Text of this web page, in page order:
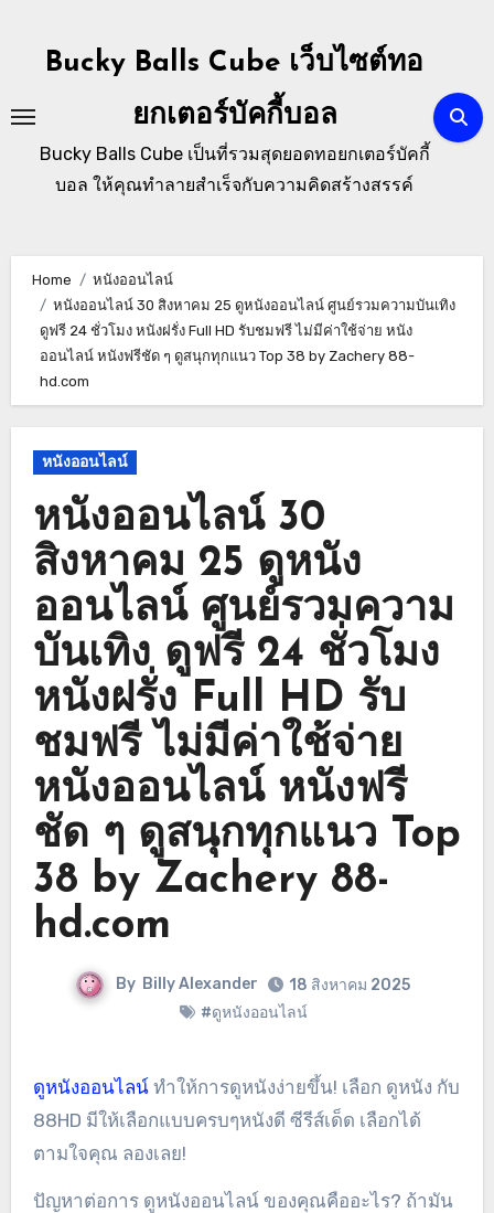
contentBucky Balls Cube เว็บไซต์ทอ
ยกเตอร์บัคกี้บอล
Bucky Balls Cube เป็นที่รวมสุดยอดทอยกเตอร์บัคกี้
บอล ให้คุณทำลายสำเร็จกับความคิดสร้างสรรค์
Home
หนังออนไลน์
หนังออนไลน์ 30 สิงหาคม 25 ดูหนังออนไลน์ ศูนย์รวมความบันเทิง
ดูฟรี 24 ชั่วโมง หนังฝรั่ง Full HD รับชมฟรี ไม่มีค่าใช้จ่าย หนัง
ออนไลน์ หนังฟรีชัด ๆ ดูสนุกทุกแนว Top 38 by Zachery 88-
hd.com
หนังออนไลน์
หนังออนไลน์ 30
สิงหาคม 25 ดูหนัง
ออนไลน์ ศูนย์รวมความ
บันเทิง ดูฟรี 24 ชั่วโมง
หนังฝรั่ง Full HD รับ
ชมฟรี ไม่มีค่าใช้จ่าย
หนังออนไลน์ หนังฟรี
ชัด ๆ ดูสนุกทุกแนว Top
38 by Zachery 88-
hd.com
By Billy Alexander
18 สิงหาคม 2025
#ดูหนังออนไลน์
ดูหนังออนไลน์ทำให้การดูหนังง่ายขึ้น! เลือก ดูหนัง กับ
88HD มีให้เลือกแบบครบๆหนังดี ซีรีส์เด็ด เลือกได้
ตามใจคุณ ลองเลย!
ปัญหาต่อการ ดูหนังออนไลน์ ของคุณคืออะไร? ถ้ามัน